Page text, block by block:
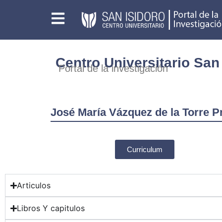
Centro Universitario
Portal de la investigación
José María Vázquez de la Torre
Curriculum
Articulos
Libros Y capitulos